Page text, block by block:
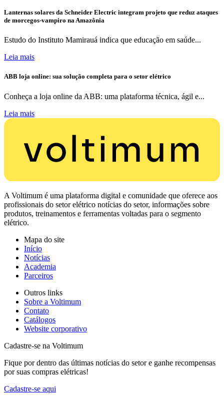
Lanternas solares da Schneider Electric integram projeto que reduz ataques
de morcegos-vampiro na Amazônia
Estudo do Instituto Mamirauá indica que educação em saúde...
Leia mais
ABB loja online: sua solução completa para o setor elétrico
Conheça a loja online da ABB: uma plataforma técnica, ágil e...
Leia mais
A Voltimum é uma plataforma digital e comunidade que oferece aos
profissionais do setor elétrico notícias do setor, informações sobre
produtos, treinamentos e ferramentas voltadas para o segmento
elétrico.
Mapa do site
Início
Notícias
Academia
Parceiros
Outros links
Sobre a Voltimum
Contato
Catálogos
Website corporativo
Cadastre-se na Voltimum
Fique por dentro das últimas notícias do setor e ganhe recompensas
por suas compras elétricas!
Cadastre-se aqui